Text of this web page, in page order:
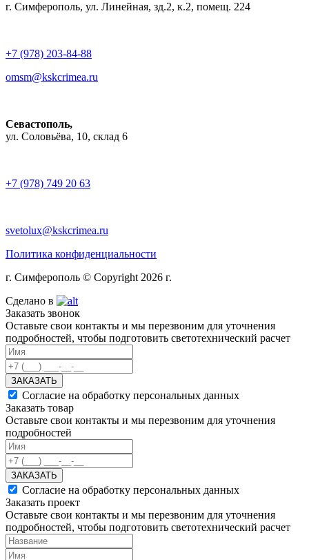
г. Симферополь, ул. Линейная, зд.2, к.2, помещ. 224
+7 (978) 203-84-88
omsm@kskcrimea.ru
Севастополь,
ул. Соловьёва, 10, склад 6
+7 (978) 749 20 63
svetolux@kskcrimea.ru
Политика конфиденциальности
г. Симферополь © Copyright 2026 г.
Сделано в
Заказать звонок
Оставьте свои контакты и мы перезвоним для уточнения
подробностей, чтобы подготовить светотехнический расчет
ЗАКАЗАТЬ
Согласие на обработку персональных данных
Заказать товар
Оставьте свои контакты и мы перезвоним для уточнения
подробностей
ЗАКАЗАТЬ
Согласие на обработку персональных данных
Заказать проект
Оставьте свои контакты и мы перезвоним для уточнения
подробностей, чтобы подготовить светотехнический расчет